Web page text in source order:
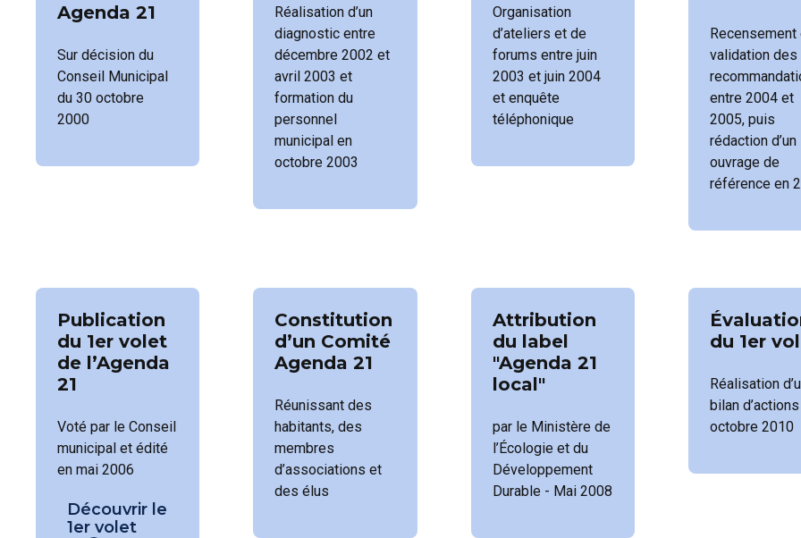
Agenda 21
Sur décision du
Conseil Municipal
du 30 octobre
2000
Réalisation d’un
diagnostic entre
décembre 2002 et
avril 2003 et
formation du
personnel
municipal en
octobre 2003
Organisation
d’ateliers et de
forums entre juin
2003 et juin 2004
et enquête
téléphonique
Recensement
validation des
entre 2004 et
2005, puis
rédaction d’un
ouvrage de
référence en
Publication
du 1er volet
de l’Agenda
21
Voté par le Conseil
municipal et édité
en mai 2006
Découvrir le
1er volet
Constitution
d’un Comité
Agenda 21
Réunissant des
habitants, des
membres
d’associations et
des élus
Attribution
du label
"Agenda 21
local"
par le Ministère de
l’Écologie et du
Développement
Durable - Mai 2008
du 1er
Réalisation
bilan
octobre 2010